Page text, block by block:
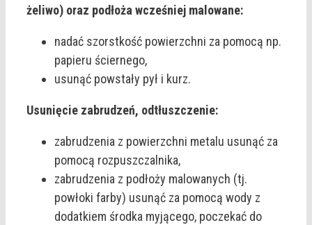
żeliwo) oraz podłoża wcześniej malowane:
nadać szorstkość powierzchni za pomocą np.
papieru ściernego,
usunąć powstały pył i kurz.
Usunięcie zabrudzeń, odtłuszczenie:
zabrudzenia z powierzchni metalu usunąć za
pomocą rozpuszczalnika,
zabrudzenia z podłoży malowanych (tj.
powłoki farby) usunąć za pomocą wody z
dodatkiem środka myjącego, poczekać do